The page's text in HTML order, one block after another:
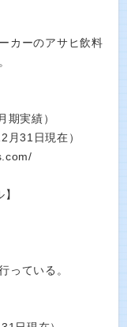
カーのアサヒ飲料
期実績）
月31日現在）
っている。